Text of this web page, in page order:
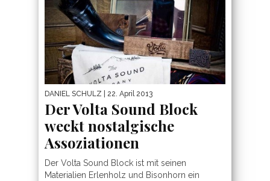
DANIEL SCHULZ | 22. April 2013
Der Volta Sound Block
weckt nostalgische
Assoziationen
Der Volta Sound Block ist mit seinen
Materialien Erlenholz und Bisonhorn ein